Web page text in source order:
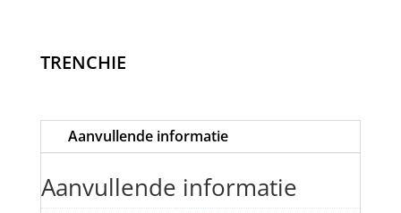
TRENCHIE
Aanvullende informatie
Aanvullende informatie